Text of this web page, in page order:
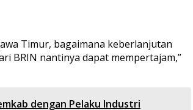
Timur, bagaimana keberlanjutan
BRIN nantinya dapat mempertajam,”
dengan Pelaku Industri